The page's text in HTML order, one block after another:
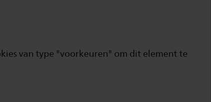
van type "voorkeuren" om dit element te